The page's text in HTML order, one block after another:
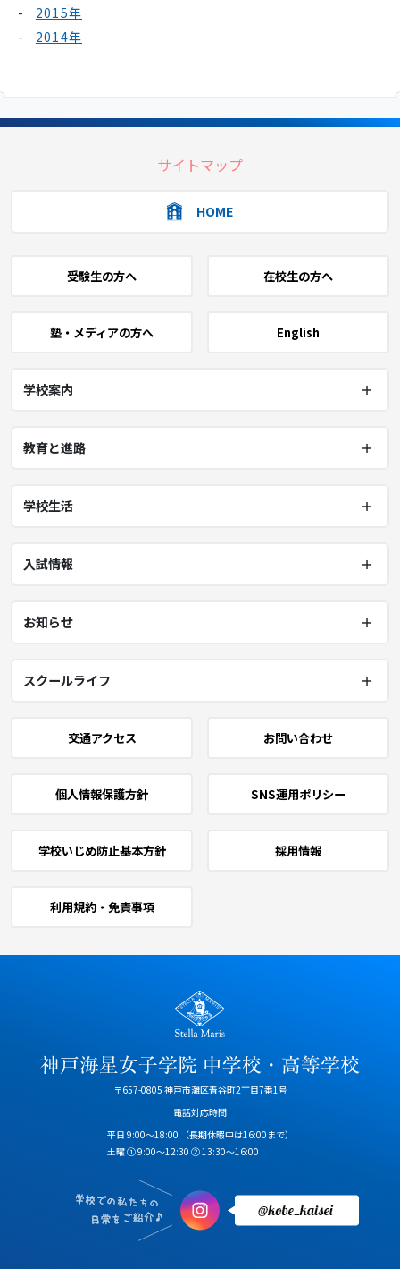
2015年
2014年
サイトマップ
HOME
受験生の方へ 在校生の方へ
塾・メディアの方へ English
学校案内
教育と進路
学校生活
入試情報
お知らせ
スクールライフ
交通アクセス お問い合わせ
個人情報保護方針 SNS運用ポリシー
学校いじめ防止基本方針 採用情報
利用規約・免責事項
〒657-0805 神戸市灘区青谷町2丁目7番1号
電話対応時間
平日 9:00～18:00
（長期休暇中は16:00まで）
土曜 ① 9:00～12:30 ② 13:30～16:00